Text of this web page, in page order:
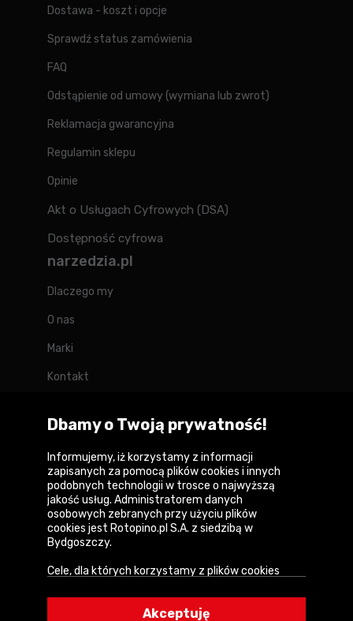
Dostawa - koszt i opcje
Sprawdź status zamówienia
FAQ
Odstąpienie od umowy (wymiana lub zwrot)
Reklamacja gwarancyjna
Regulamin sklepu
Opinie
Akt o Usługach Cyfrowych (DSA)
Dostępność cyfrowa
narzedzia.pl
Dlaczego my
O nas
Marki
Kontakt
Forum
Copyright © 2026
Polityka prywatności i zasady korzystania z
serwisu
Informacja o plikach cookies
Dbamy o Twoją prywatność!
Informujemy, iż korzystamy z informacji
zapisanych za pomocą plików cookies i innych
podobnych technologii w trosce o najwyższą
jakość usług. Administratorem danych
osobowych zebranych przy użyciu plików
cookies jest Rotopino.pl S.A. z siedzibą w
Bydgoszczy.
Cele, dla których korzystamy z plików cookies
Akceptuję